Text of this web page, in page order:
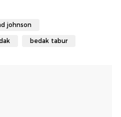
johnson
bedak tabur